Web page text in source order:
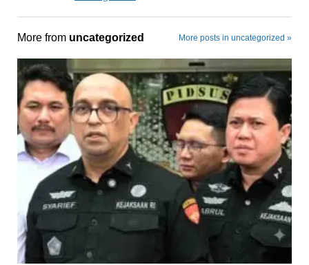
More from uncategorized More posts in uncategorized »